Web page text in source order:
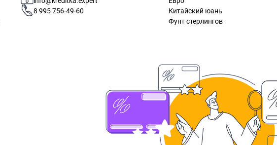
8 995 756-49-60
Китайский юань
Фунт стерлингов